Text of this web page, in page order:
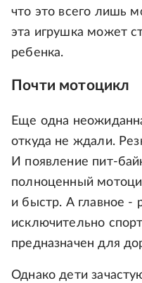
что это всего лишь
эта игрушка может
ребенка.
Почти мотоцикл
Еще одна
откуда не ждали.
И появление пит-
полноценный
и быстр. А главное -
исключительно
предназначен для
Однако дети